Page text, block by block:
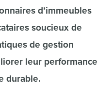
d’immeubles
soucieux de
de gestion
leur performance
durable.